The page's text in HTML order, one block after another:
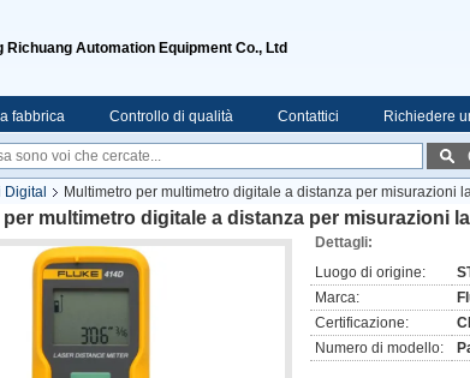
Richuang Automation Equipment Co., Ltd
fabbrica Controllo di qualità Contattici Richiedere
Digital
Multimetro per multimetro digitale a distanza per misurazioni
per multimetro digitale a distanza per misurazioni
Dettagli:
Luogo di origine:
Marca:
Certificazione:
Numero di modello: